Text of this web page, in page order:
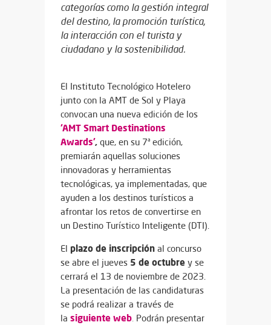
categorías como la gestión integral
del destino, la promoción turística,
la interacción con el turista y
ciudadano y la sostenibilidad.
El Instituto Tecnológico Hotelero
junto con la AMT de Sol y Playa
convocan una nueva edición de los
‘AMT Smart Destinations
Awards’, que, en su 7ª edición,
premiarán aquellas soluciones
innovadoras y herramientas
tecnológicas, ya implementadas, que
ayuden a los destinos turísticos a
afrontar los retos de convertirse en
un Destino Turístico Inteligente (DTI).
El plazo de inscripción al concurso
se abre el jueves 5 de octubre y se
cerrará el 13 de noviembre de 2023.
La presentación de las candidaturas
se podrá realizar a través de
la siguiente web. Podrán presentar